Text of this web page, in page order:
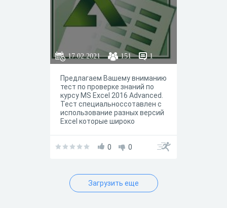
17.02.2021 151 1
Предлагаем Вашему вниманию
тест по проверке знаний по
курсу MS Excel 2016 Advanced.
Тест специальноссотавлен с
использование разных версий
Excel которые широко
составлены с использованием
специально разработан для
того, чтобы определить Ваш
текущий уровень знаний после
0 0
Загрузить еще